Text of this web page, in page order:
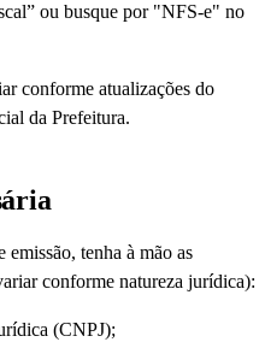
ou busque por "NFS-e" no
conforme atualizações do
da Prefeitura.
tenha à mão as
conforme natureza jurídica):
(CNPJ);